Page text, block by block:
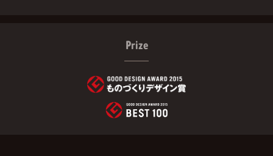
Prize